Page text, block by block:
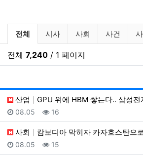
뉴스 분류 목록
전체 시사 사회 사건
전체 7,240 / 1 페이지
산업
GPU 위에 HBM 쌓는다.. 삼성
등록일
08.05 조회
16
사회 캄보디아 막히자 카자흐스탄으로
등록일
08.05 조회
15